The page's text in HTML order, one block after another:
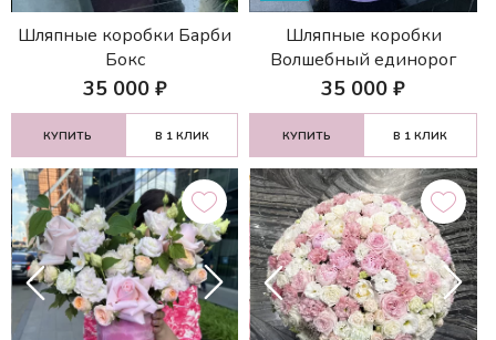
Шляпные коробки Барби
Бокс
35 000₽
КУПИТЬ В 1 КЛИК
Шляпные коробки
Волшебный единорог
35 000 ₽
КУПИТЬ В 1 КЛИК